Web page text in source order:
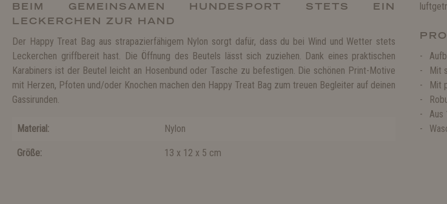
BEIM GEMEINSAMEN HUNDESPORT STETS EIN
LECKERCHEN ZUR HAND
Der Happy Treat Bag aus strapazierfähigem Nylon sorgt dafür, dass du bei Wind und Wetter stets
Leckerchen griffbereit hast. Die Öffnung des Beutels lässt sich zuziehen. Dank eines praktischen
Karabiners ist der Beutel leicht an Hosenbund oder Tasche zu befestigen. Die schönen Print-Motive
mit Herzen, Pfoten und/oder Knochen machen den Happy Treat Bag zum treuen Begleiter auf deinen
Gassirunden.
Material: Nylon
Größe: 13 x 12 x 5 cm
Mit
Mit
Aus